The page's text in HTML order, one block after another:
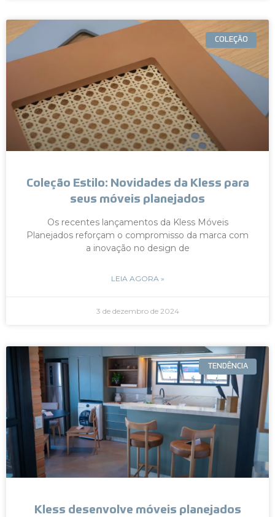
COLEÇÃO
Coleção Estilo: Novidades da Kless para
seus móveis planejados
Os recentes lançamentos da Kless Móveis
Planejados reforçam o compromisso da marca com
a inovação no design de
LEIA AGORA »
3 de dezembro de 2024
TENDÊNCIA
Kless desenvolve móveis planejados